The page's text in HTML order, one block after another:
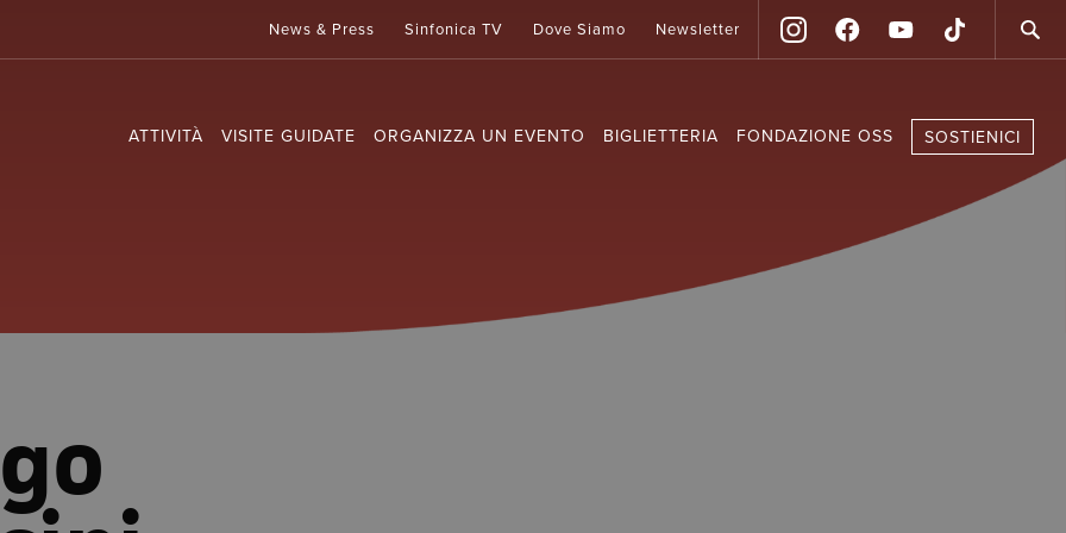
ATTIVITÀ VISITE GUIDATE ORGANIZZA UN EVENTO BIGLIETTERIA FONDAZIONE OSS SOSTIENICI
News & Press Sinfonica TV Dove Siamo Newsletter